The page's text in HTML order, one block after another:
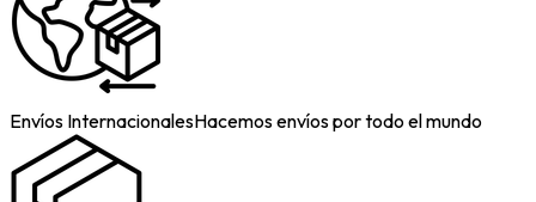
Envíos InternacionalesHacemos envíos por todo el mundo